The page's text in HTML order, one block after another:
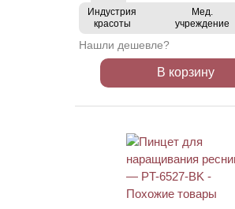
Индустрия
красоты
Мед.
учреждение
Нашли дешевле?
В корзину